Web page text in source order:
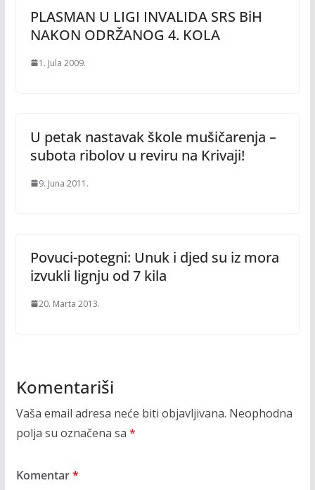
PLASMAN U LIGI INVALIDA SRS BiH
NAKON ODRŽANOG 4. KOLA
1. Jula 2009.
U petak nastavak škole mušičarenja –
subota ribolov u reviru na Krivaji!
9. Juna 2011.
Povuci-potegni: Unuk i djed su iz mora
izvukli lignju od 7 kila
20. Marta 2013.
Komentariši
Vaša email adresa neće biti objavljivana. Neophodna
polja su označena sa *
Komentar*